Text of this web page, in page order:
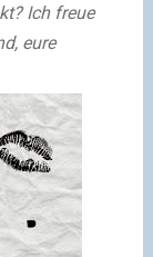
Ich freue
eure